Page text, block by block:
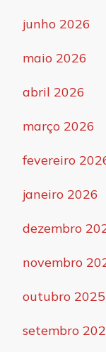
junho 2026
maio 2026
abril 2026
março 2026
fevereiro
janeiro 2026
dezembro
novembro
outubro 2025
setembro